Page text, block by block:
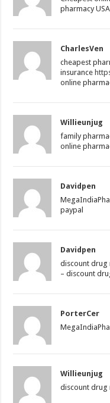
pharmacy USA
CharlesVen
cheapest
insurance
online
Willieunjug
family
online
Davidpen
paypal
Davidpen
discount
– discount
PorterCer
Willieunjug
discount